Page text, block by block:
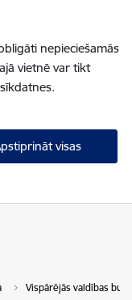
nepieciešamās
vietnē var tikt
visas
Vispārējās valdības